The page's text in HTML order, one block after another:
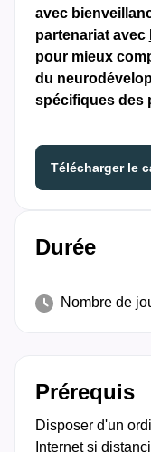
avec
partenariat avec
pour mieux
du
spécifiques des
Télécharger le
Durée
Nombre de
Prérequis
Disposer d'un
Internet si